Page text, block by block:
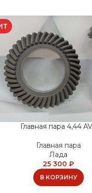
Главная пара 4,44
Главная пара
Лада
25 300 ₽
В КОРЗИНУ